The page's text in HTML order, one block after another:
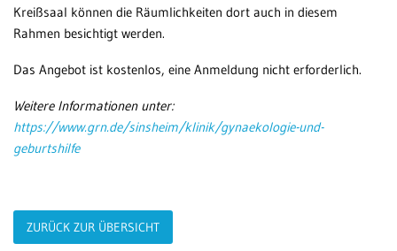
Kreißsaal können die Räumlichkeiten dort auch in diesem
Rahmen besichtigt werden.
Das Angebot ist kostenlos, eine Anmeldung nicht erforderlich.
Weitere Informationen unter:
https://www.grn.de/sinsheim/klinik/gynaekologie-und-
geburtshilfe
ZURÜCK ZUR ÜBERSICHT